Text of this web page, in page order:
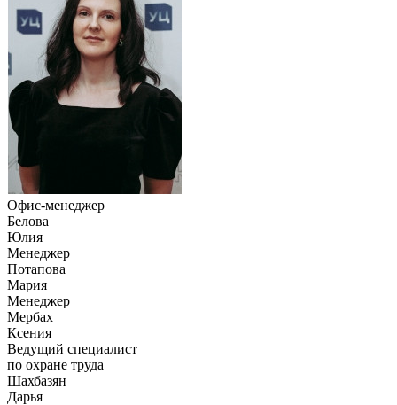
Офис-менеджер
Белова
Юлия
Менеджер
Потапова
Мария
Менеджер
Мербах
Ксения
Ведущий специалист
по охране труда
Шахбазян
Дарья